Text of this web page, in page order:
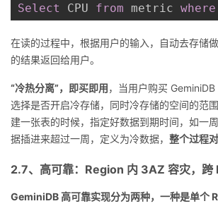
Select CPU from metric where
在读的过程中，根据用户的输入，自动去存储
的结果返回给用户。
“冷热分离”，即买即用，当用户购买
选择是否开启冷存储，同时冷存储的空间的范
建一张表的时候，指定好数据到期时间，如一
据插进来超过一周，定义为冷数据， 整个过程
2.7、高可靠：Region 内 3AZ 容灾，跨
GeminiDB 高可靠实现分为两种，一种是单个